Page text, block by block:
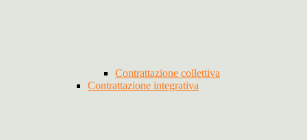
Contrattazione collettiva
Contrattazione integrativa